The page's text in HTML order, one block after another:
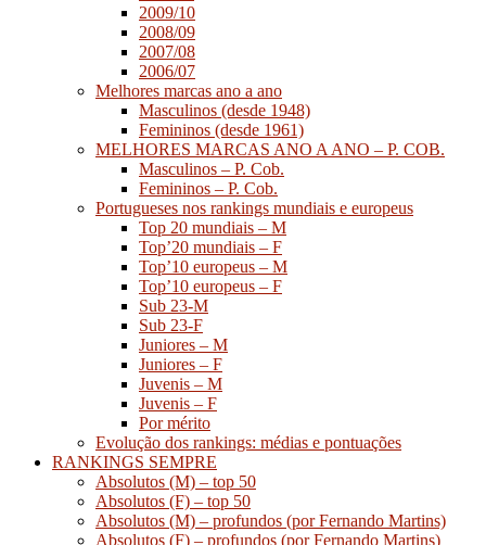
2009/10
2008/09
2007/08
2006/07
Melhores marcas ano a ano
Masculinos (desde 1948)
Femininos (desde 1961)
MELHORES MARCAS ANO A ANO – P. COB.
Masculinos – P. Cob.
Femininos – P. Cob.
Portugueses nos rankings mundiais e europeus
Top 20 mundiais – M
Top’20 mundiais – F
Top’10 europeus – M
Top’10 europeus – F
Sub 23-M
Sub 23-F
Juniores – M
Juniores – F
Juvenis – M
Juvenis – F
Por mérito
Evolução dos rankings: médias e pontuações
RANKINGS SEMPRE
Absolutos (M) – top 50
Absolutos (F) – top 50
Absolutos (M) – profundos (por Fernando Martins)
Absolutos (F) – profundos (por Fernando Martins)